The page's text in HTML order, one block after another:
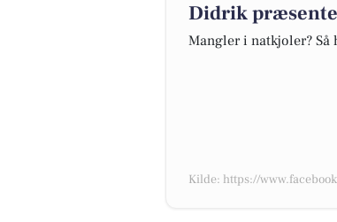
Didrik
Mangler i natkjoler?
Kilde: https://